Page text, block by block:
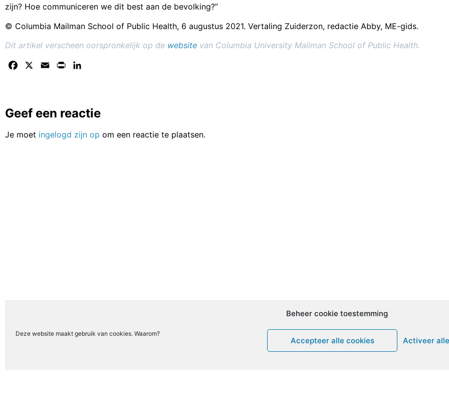
Beheer cookie toestemming
Deze website maakt gebruik van cookies. Waarom?
Accepteer alle cookies Activeer
zijn? Hoe communiceren we dit best aan de bevolking?”
© Columbia Mailman School of Public Health, 6 augustus 2021. Vertaling Zuiderzon, redactie Abby, ME-gids.
Dit artikel verscheen oorspronkelijk op de website van Columbia University Mailman School of Public Health.
Facebook Email Print
Geef een reactie
Je moet ingelogd zijn op om een reactie te plaatsen.